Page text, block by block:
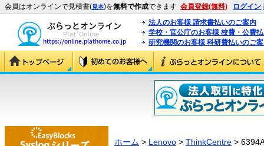
会員はオンラインで見積書(見本)を無料で作成できます 会員登録(無料) ログイン
法人のお客様 請求書払いのご案内
学校・官公庁のお客様 校費・公費
研究機関のお客様 科研費払いのご
ホーム > Lenovo > ThinkCentre >